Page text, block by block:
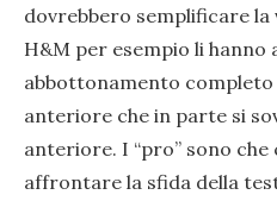
dovrebbero semplificare la
H&M per esempio li
abbottonamento completo
anteriore che in parte si
anteriore. I “pro” sono
affrontare la sfida della